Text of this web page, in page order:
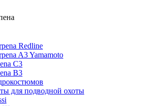
Redline
A3 Yamamoto
C3
B3
для подводной охоты